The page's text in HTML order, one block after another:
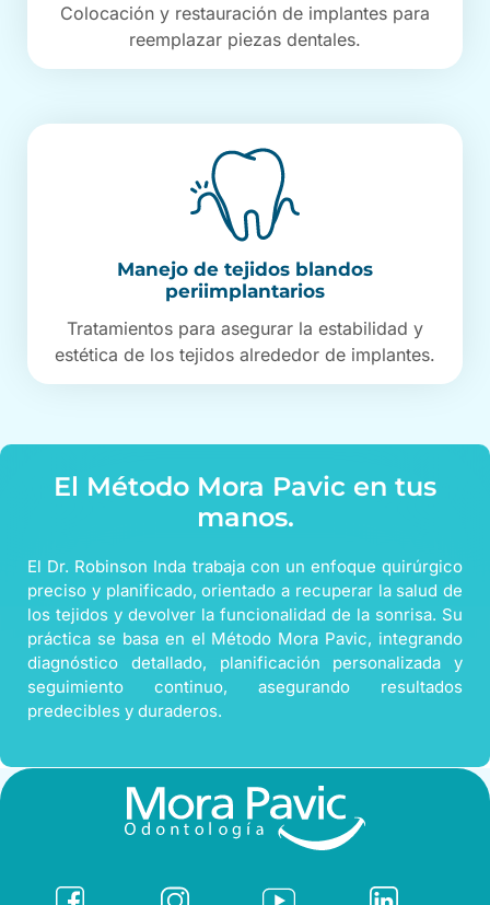
Colocación y restauración de implantes para
reemplazar piezas dentales.
Manejo de tejidos blandos
periimplantarios
Tratamientos para asegurar la estabilidad y
estética de los tejidos alrededor de implantes.
El Método Mora Pavic en tus
manos.
El Dr. Robinson Inda trabaja con un enfoque quirúrgico
preciso y planificado, orientado a recuperar la salud de
los tejidos y devolver la funcionalidad de la sonrisa. Su
práctica se basa en el Método Mora Pavic, integrando
diagnóstico detallado, planificación personalizada y
seguimiento continuo, asegurando resultados
predecibles y duraderos.